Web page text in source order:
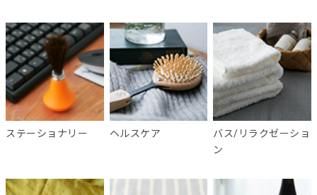
ステーショナリー ヘルスケア
バス/リラクゼーショ
ン